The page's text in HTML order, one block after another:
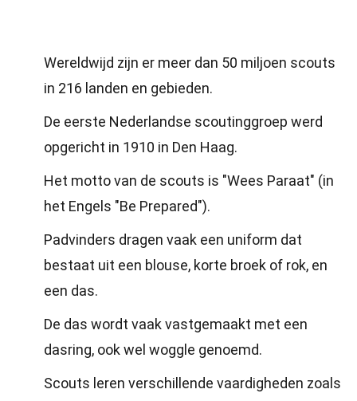
Wereldwijd zijn er meer dan 50 miljoen scouts
in 216 landen en gebieden.
De eerste Nederlandse scoutinggroep werd
opgericht in 1910 in Den Haag.
Het motto van de scouts is "Wees Paraat" (in
het Engels "Be Prepared").
Padvinders dragen vaak een uniform dat
bestaat uit een blouse, korte broek of rok, en
een das.
De das wordt vaak vastgemaakt met een
dasring, ook wel woggle genoemd.
Scouts leren verschillende vaardigheden zoals